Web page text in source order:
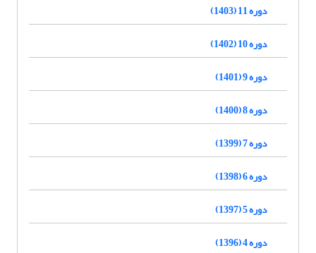
دوره 11 (1403)
دوره 10 (1402)
دوره 9 (1401)
دوره 8 (1400)
دوره 7 (1399)
دوره 6 (1398)
دوره 5 (1397)
دوره 4 (1396)